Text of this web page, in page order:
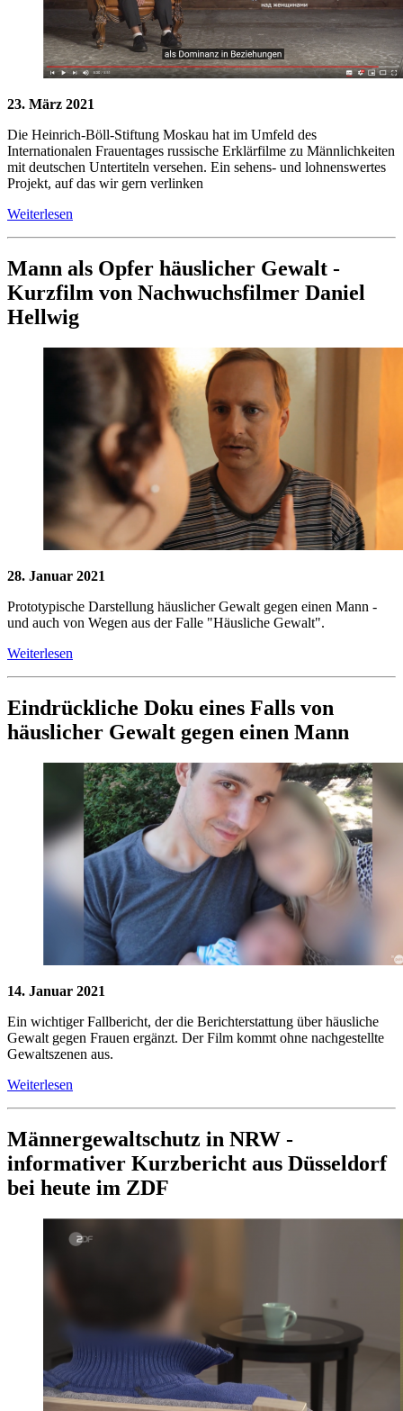
23. März 2021
Die Heinrich-Böll-Stiftung Moskau hat im Umfeld des
Internationalen Frauentages russische Erklärfilme zu Männlichkeiten
mit deutschen Untertiteln versehen. Ein sehens- und lohnenswertes
Projekt, auf das wir gern verlinken
Weiterlesen
Mann als Opfer häuslicher Gewalt -
Kurzfilm von Nachwuchsfilmer Daniel
Hellwig
28. Januar 2021
Prototypische Darstellung häuslicher Gewalt gegen einen Mann -
und auch von Wegen aus der Falle "Häusliche Gewalt".
Weiterlesen
Eindrückliche Doku eines Falls von
häuslicher Gewalt gegen einen Mann
14. Januar 2021
Ein wichtiger Fallbericht, der die Berichterstattung über häusliche
Gewalt gegen Frauen ergänzt. Der Film kommt ohne nachgestellte
Gewaltszenen aus.
Weiterlesen
Männergewaltschutz in NRW -
informativer Kurzbericht aus Düsseldorf
bei heute im ZDF